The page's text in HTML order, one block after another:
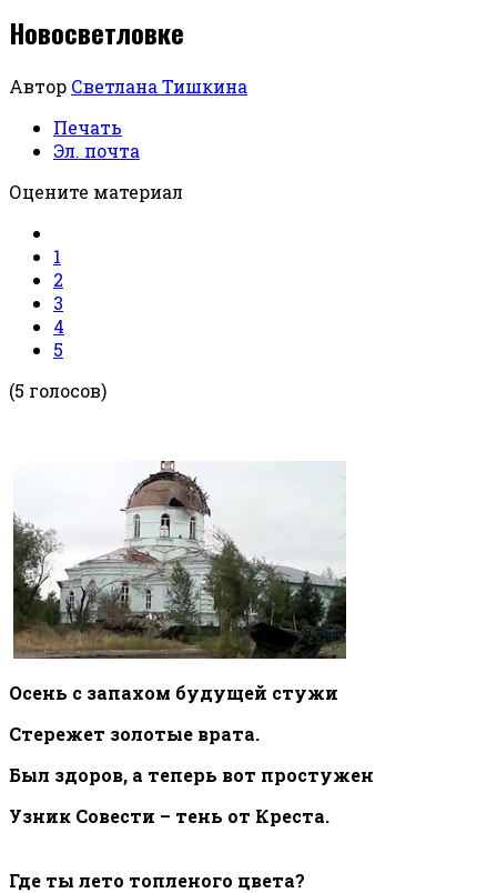
Новосветловке
Автор Светлана Тишкина
Печать
Эл. почта
Оцените материал
1
2
3
4
5
(5 голосов)
Осень с запахом будущей стужи
Стережет золотые врата.
Был здоров, а теперь вот простужен
Узник Совести – тень от Креста.
Где ты лето топленого цвета?